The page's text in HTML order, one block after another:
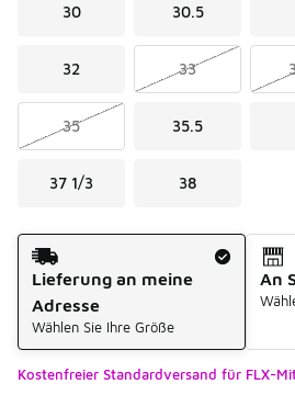
30 30.5
32 33
35 35.5
37 1/3 38
Versandart
Lieferung an meine
Adresse
Wählen Sie Ihre Größe
An
Kostenfreier Standardversand für FLX-